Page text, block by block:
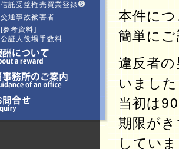
信託受益権売買業登録
交通事故被害者
[参考資料]
公証人役場手数料
本件に
簡単に
違反者
いまし
当初は
期限が
してい